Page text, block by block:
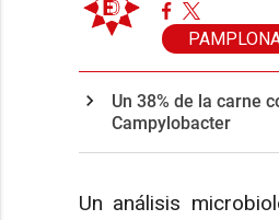
Un 38% de la carne
Campylobacter
Un análisis